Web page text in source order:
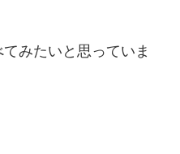
みたいと思っていま